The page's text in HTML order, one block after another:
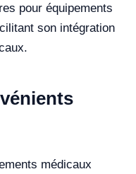
pour équipements
son intégration
médicaux